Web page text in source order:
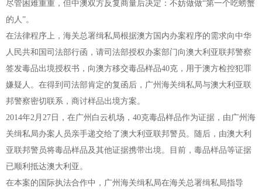
尽管困难重重，但中澳双方反复商量后决定：不妨做做“第一个吃螃蟹
的人”。
在法律程序上，海关总署缉私局根据澳方国内办案程序的需求向中华
人民共和国司法部行函，请司法部授权办案部门向澳大利亚联邦警察
签发毒品出境授权书，向澳方移交毒品样品40克，用于澳方检控犯罪
嫌疑人。在得到司法部肯定的复函后，广州海关缉私局与澳大利亚联
邦警察密切联系，商讨样品出境方案。
2014年2月27日，在广州白云机场，40克毒品样品作为证据，由广州海
关缉私局办案人员亲手递交给了澳大利亚联邦警员。随后，由澳大利
亚联邦警员将毒品样品及其他证据携带出境。目前，毒品样品等证据
已顺利抵达澳大利亚。
在本案的国际执法合作中，广州海关缉私局在海关总署缉私局指导